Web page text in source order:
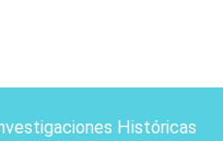
Históricas